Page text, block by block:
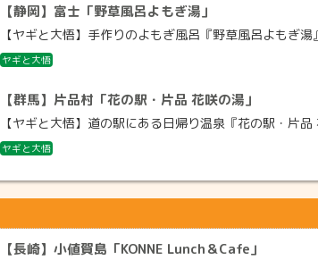
【静岡】富士「野草風呂よもぎ湯」
【ヤギと大悟】手作りのよもぎ風呂『野草風呂よも
ヤギと大悟
【群馬】片品村「花の駅・片品 花咲の湯」
【ヤギと大悟】道の駅にある日帰り温泉『花の駅・
ヤギと大悟
【長崎】小値賀島「KONNE Lunch＆Cafe」